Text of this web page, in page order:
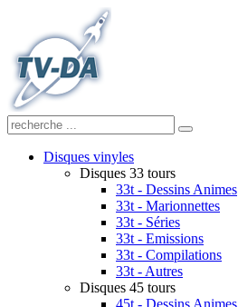
Disques vinyles
Disques 33 tours
33t - Dessins Animes
33t - Marionnettes
33t - Séries
33t - Emissions
33t - Compilations
33t - Autres
Disques 45 tours
45t - Dessins Animes